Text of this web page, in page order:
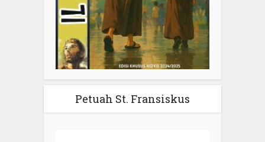
Petuah St. Fransiskus